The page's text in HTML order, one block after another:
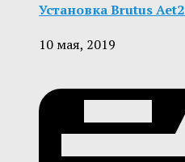
Установка Brutus
10 мая, 2019